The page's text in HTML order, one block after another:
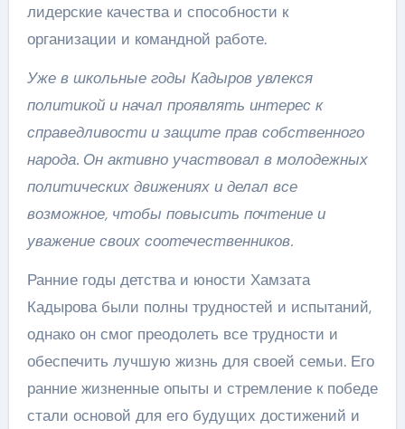
лидерские качества и способности к
организации и командной работе.
Уже в школьные годы Кадыров увлекся
политикой и начал проявлять интерес к
справедливости и защите прав собственного
народа. Он активно участвовал в молодежных
политических движениях и делал все
возможное, чтобы повысить почтение и
уважение своих соотечественников.
Ранние годы детства и юности Хамзата
Кадырова были полны трудностей и испытаний,
однако он смог преодолеть все трудности и
обеспечить лучшую жизнь для своей семьи. Его
ранние жизненные опыты и стремление к победе
стали основой для его будущих достижений и